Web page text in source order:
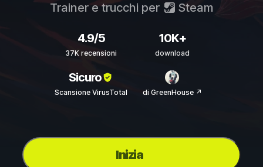
Trainer e trucchi per Steam
4.9/5
37K recensioni
10K+
download
Sicuro
Scansione VirusTotal di GreenHouse ↗
Inizia